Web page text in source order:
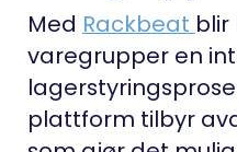
Med Rackbeat
varegrupper en
plattform tilbyr